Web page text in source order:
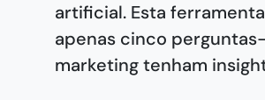
artificial. Esta
apenas cinco
marketing tenham